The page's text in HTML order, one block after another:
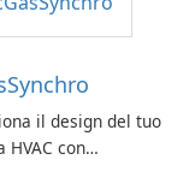
il design del tuo
HVAC con